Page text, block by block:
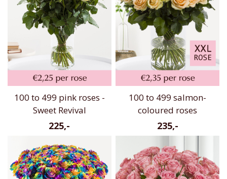
100 to 499 pink roses -
Sweet Revival
225,-
100 to 499 salmon-
coloured roses
235,-